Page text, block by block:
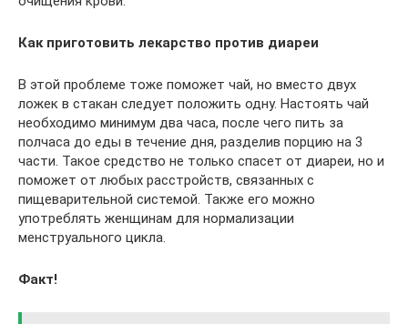
Как приготовить лекарство против диареи
В этой проблеме тоже поможет чай, но вместо двух
ложек в стакан следует положить одну. Настоять чай
необходимо минимум два часа, после чего пить за
полчаса до еды в течение дня, разделив порцию на 3
части. Такое средство не только спасет от диареи, но и
поможет от любых расстройств, связанных с
пищеварительной системой. Также его можно
употреблять женщинам для нормализации
менструального цикла.
Факт!